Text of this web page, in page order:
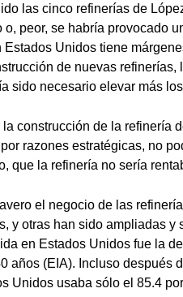
las cinco refinerías de
peor, se habría provocado
Unidos tiene
de nuevas
sido necesario elevar más
construcción de la refinería
razones estratégicas, no
que la refinería no sería
el negocio de las
y otras han sido ampliadas
en Estados Unidos fue la
años (EIA). Incluso después
Unidos usaba sólo el 85.4